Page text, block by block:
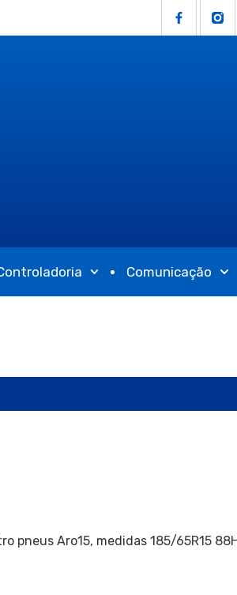
Comunicação
pneus Aro15, medidas 185/65R15